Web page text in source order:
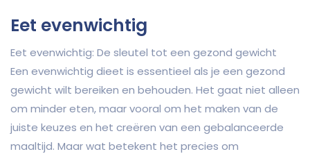
Eet evenwichtig
Eet evenwichtig: De sleutel tot een gezond gewicht
Een evenwichtig dieet is essentieel als je een gezond
gewicht wilt bereiken en behouden. Het gaat niet alleen
om minder eten, maar vooral om het maken van de
juiste keuzes en het creëren van een gebalanceerde
maaltijd. Maar wat betekent het precies om